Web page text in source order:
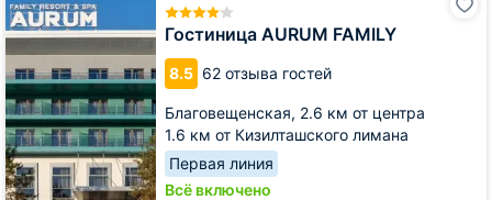
Гостиница AURUM FAMILY
8.5 62 отзыва гостей
Благовещенская, 2.6 км от центра
1.6 км от Кизилташского лимана
Первая линия
Всё включено
AURUM
FAMILY